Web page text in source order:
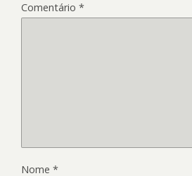
Comentário *
Nome *